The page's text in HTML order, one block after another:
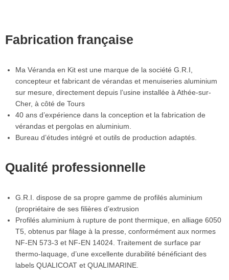
Fabrication française
Ma Véranda en Kit est une marque de la société G.R.I,
concepteur et fabricant de vérandas et menuiseries aluminium
sur mesure, directement depuis l’usine installée à Athée-sur-
Cher, à côté de Tours
40 ans d’expérience dans la conception et la fabrication de
vérandas et pergolas en aluminium.
Bureau d’études intégré et outils de production adaptés.
Qualité professionnelle
G.R.I. dispose de sa propre gamme de profilés aluminium
(propriétaire de ses filières d’extrusion
Profilés aluminium à rupture de pont thermique, en alliage 6050
T5, obtenus par filage à la presse, conformément aux normes
NF-EN 573-3 et NF-EN 14024. Traitement de surface par
thermo-laquage, d’une excellente durabilité bénéficiant des
labels QUALICOAT et QUALIMARINE.